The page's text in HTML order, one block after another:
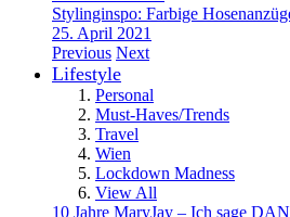
Stylinginspo: Farbige
25. April 2021
Previous Next
Lifestyle
Personal
Must-Haves/Trends
Travel
Wien
Lockdown Madness
View All
10 Jahre MaryJay – Ich sage